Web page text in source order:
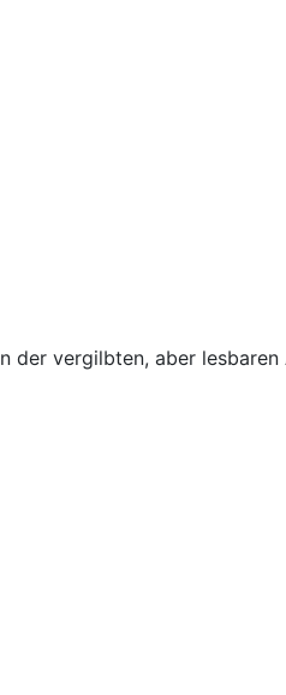
vergilbten, aber